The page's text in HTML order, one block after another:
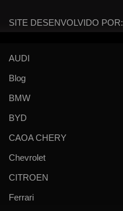
SITE DESENVOLVIDO POR:
AUDI
Blog
BMW
BYD
CAOA CHERY
Chevrolet
CITROEN
Ferrari